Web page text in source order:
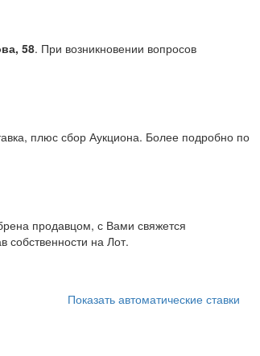
58. При возникновении вопросов
плюс сбор Аукциона. Более подробно по
продавцом, с Вами свяжется
на Лот.
Показать автоматические ставки